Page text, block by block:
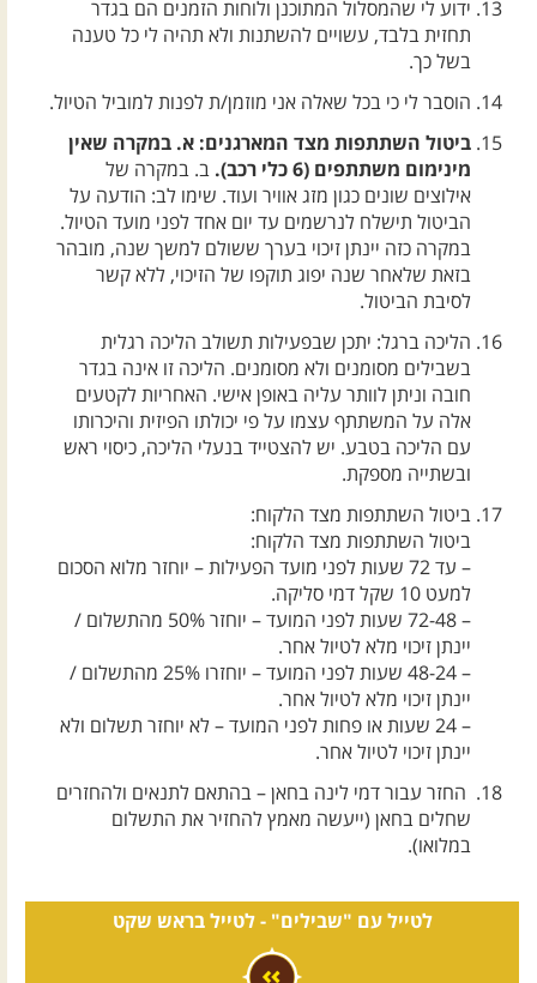
ידוע לי שהמסלול המתוכנן ולוחות הזמנים הם בגדר
תחזית בלבד, עשויים להשתנות ולא תהיה לי כל טענה
בשל כך.
הוסבר לי כי בכל שאלה אני מוזמן/ת לפנות למוביל הטיול.
ביטול השתתפות מצד המארגנים: א. במקרה שאין
מינימום משתתפים (6 כלי רכב).
ב. במקרה של
אילוצים שונים כגון מזג אוויר ועוד. שימו לב: הודעה על
הביטול תישלח לנרשמים עד יום אחד לפני מועד הטיול.
במקרה כזה יינתן זיכוי בערך ששולם למשך שנה, מובהר
בזאת שלאחר שנה יפוג תוקפו של הזיכוי, ללא קשר
לסיבת הביטול.
הליכה ברגל: יתכן שבפעילות תשולב הליכה רגלית
בשבילים מסומנים ולא מסומנים. הליכה זו אינה בגדר
חובה וניתן לוותר עליה באופן אישי. האחריות לקטעים
אלה על המשתתף עצמו על פי יכולתו הפיזית והיכרותו
עם הליכה בטבע. יש להצטייד בנעלי הליכה, כיסוי ראש
ובשתייה מספקת.
ביטול השתתפות מצד הלקוח:
ביטול השתתפות מצד הלקוח:
– עד 72 שעות לפני מועד הפעילות – יוחזר מלוא הסכום
למעט 10 שקל דמי סליקה.
– 72-48 שעות לפני המועד – יוחזר 50% מהתשלום /
יינתן זיכוי מלא לטיול אחר.
– 48-24 שעות לפני המועד – יוחזרו 25% מהתשלום /
יינתן זיכוי מלא לטיול אחר.
– 24 שעות או פחות לפני המועד – לא יוחזר תשלום ולא
יינתן זיכוי לטיול אחר.
החזר עבור דמי לינה בחאן – בהתאם לתנאים ולהחזרים
שחלים בחאן (ייעשה מאמץ להחזיר את התשלום
במלואו).
לטייל עם "שבילים" -לטייל בראש שקט